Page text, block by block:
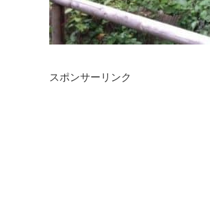
スポンサーリンク